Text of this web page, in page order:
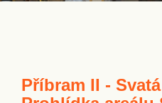
Příbram II -